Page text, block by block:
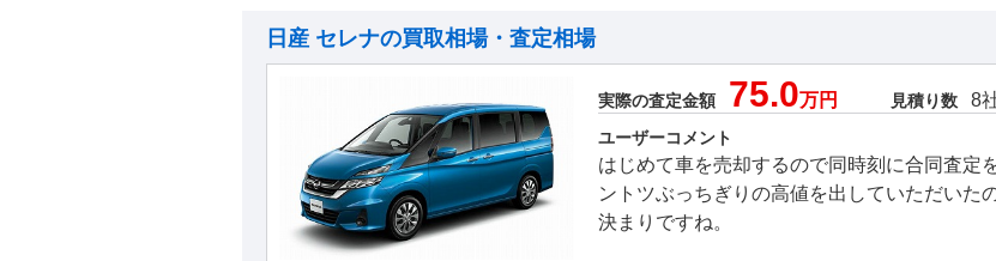
日産 セレナの買取相場・査定相場
実際の査定金額 75.0万円 見積り数 8
ユーザーコメント
はじめて車を売却するので同時刻に合同査定
ントツぶっちぎりの高値を出していただいた
決まりですね。